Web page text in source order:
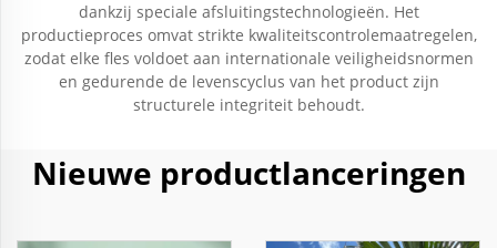
dankzij speciale afsluitingstechnologieën. Het
productieproces omvat strikte kwaliteitscontrolemaatregelen,
zodat elke fles voldoet aan internationale veiligheidsnormen
en gedurende de levenscyclus van het product zijn
structurele integriteit behoudt.
Nieuwe productlanceringen